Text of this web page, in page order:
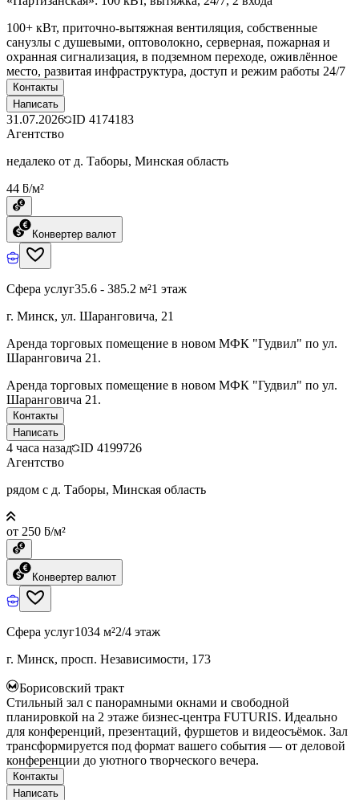
100+ кВт, приточно-вытяжная вентиляция, собственные
санузлы с душевыми, оптоволокно, серверная, пожарная и
охранная сигнализация, в подземном переходе, оживлённое
место, развитая инфраструктура, доступ и режим работы 24/7
Контакты
Написать
31.07.2026 ID 4174183
Агентство
недалеко от д. Таборы, Минская область
44 ƃ/м²
Конвертер валют
Сфера услуг35.6 - 385.2 м²1 этаж
г. Минск, ул. Шаранговича, 21
Аренда торговых помещение в новом МФК "Гудвил" по ул.
Шаранговича 21.
Аренда торговых помещение в новом МФК "Гудвил" по ул.
Шаранговича 21.
Контакты
Написать
4 часа назад ID 4199726
Агентство
рядом с д. Таборы, Минская область
от 250 ƃ/м²
Конвертер валют
Сфера услуг1034 м²2/4 этаж
г. Минск, просп. Независимости, 173
Борисовский тракт
Стильный зал с панорамными окнами и свободной
планировкой на 2 этаже бизнес-центра FUTURIS. Идеально
для конференций, презентаций, фуршетов и видеосъёмок. Зал
трансформируется под формат вашего события — от деловой
конференции до уютного творческого вечера.
Контакты
Написать